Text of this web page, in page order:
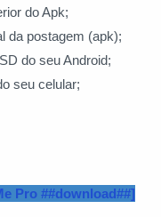
do Apk;
da postagem (apk);
do seu Android;
seu celular;
Pro ##download##]